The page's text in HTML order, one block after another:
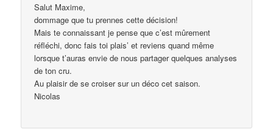
Salut Maxime,
dommage que tu prennes cette décision!
Mais te connaissant je pense que c’est mûrement
réfléchi, donc fais toi plais’ et reviens quand même
lorsque t’auras envie de nous partager quelques analyses
de ton cru.
Au plaisir de se croiser sur un déco cet saison.
Nicolas